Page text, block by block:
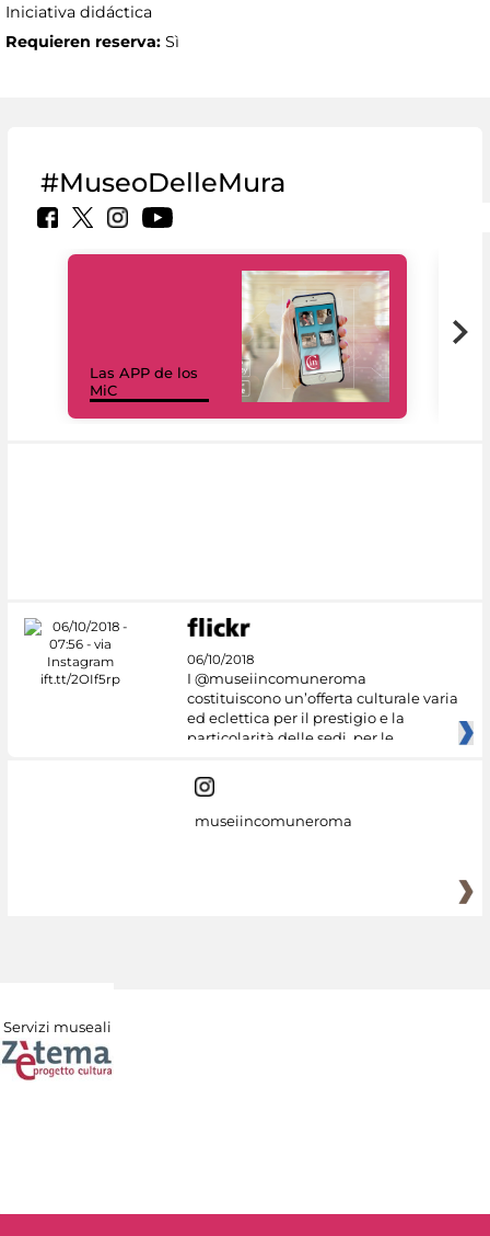
Iniciativa didáctica
Requieren reserva: Sì
#MuseoDelleMura
Las APP de los
MiC
06/10/2018
I @museiincomuneroma
costituiscono un’offerta culturale varia
ed eclettica per il prestigio e la
particolarità delle sedi, per le
museiincomuneroma
Servizi museali